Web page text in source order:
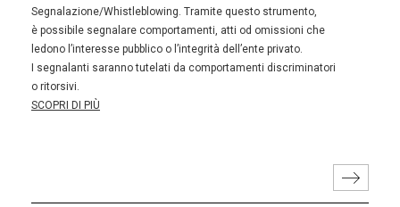
Segnalazione/Whistleblowing. Tramite questo strumento,
è possibile segnalare comportamenti, atti od omissioni che
ledono l’interesse pubblico o l’integrità dell’ente privato.
I segnalanti saranno tutelati da comportamenti discriminatori
o ritorsivi.
SCOPRI DI PIÙ